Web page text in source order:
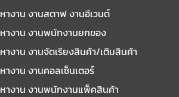
หางาน งานสตาฟ งานอีเวนต์
หางาน งานพนักงานยกของ
หางาน งานจัดเรียงสินค้า/เติมสินค้า
หางาน งานคอลเซ็นเตอร์
หางาน งานพนักงานแพ็คสินค้า